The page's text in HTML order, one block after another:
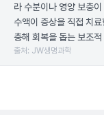
라 수분이나 영양 보충
수액이 증상을 직접 치
충해 회복을 돕는 보조
출처: JW생명과학